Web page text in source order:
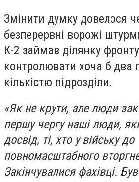
Змінити думку довелося
безперервні ворожі
К-2 займав ділянку
контролювати хоча б два
кількістю підрозділи.
«Як не крути, але люди
першу чергу наші люди,
досвід, ті, хто у війську до
повномасштабного
Закінчувалися фахівці.